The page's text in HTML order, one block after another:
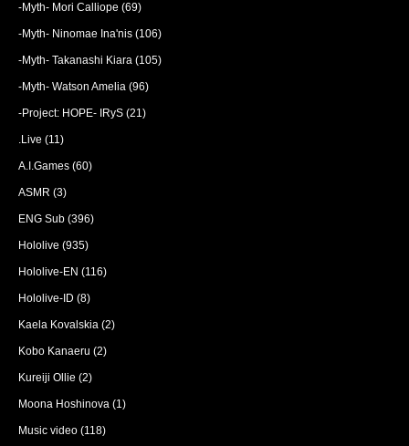
-Myth- Mori Calliope (69)
-Myth- Ninomae Ina'nis (106)
-Myth- Takanashi Kiara (105)
-Myth- Watson Amelia (96)
-Project: HOPE- IRyS (21)
.Live (11)
A.I.Games (60)
ASMR (3)
ENG Sub (396)
Hololive (935)
Hololive-EN (116)
Hololive-ID (8)
Kaela Kovalskia (2)
Kobo Kanaeru (2)
Kureiji Ollie (2)
Moona Hoshinova (1)
Music video (118)